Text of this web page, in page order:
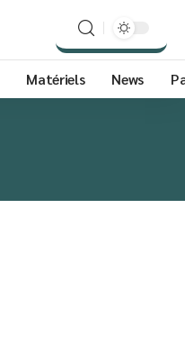
Matériels News